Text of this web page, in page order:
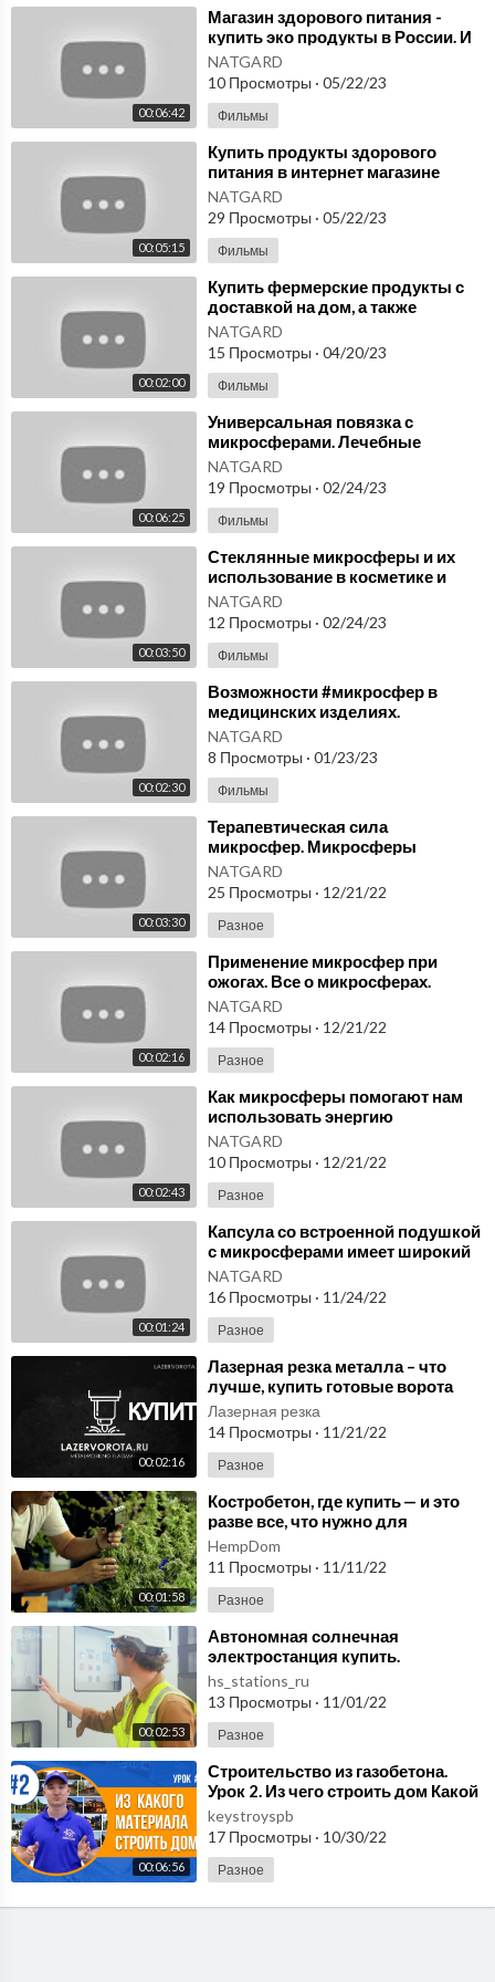
Тел.: +7 (812) 952-15-71 - обращайтесь, с радостью проконсул
E-mail: zakaz@keystroy.ru - расчет заказов
🔻 ПОДПИСЫВАЙТЕСЬ:
Вконтакте:https://bit.ly/3xVKaMf
https://bit.ly/3eloEbC
Instagram:https://bit.ly/33hs2OI
Youtube:https://bit.ly/3hfCKgX
____________________________________________________
#ДомсПлоскойКрышей #СтроительнаяКомпания #КейСтрой #
СтроимДом #ДомПодКлюч #ДомИзГазобетона #ХорошиеСтр
оители #СПб #Ольгино #ДомсПлоскойКровлей
Ссылка на видео:https://youtu.be/Lnzi-H17gXs
https://www.youtube.com/playli....st?list=P
L92K2njE1vI
00:06:42
⁣Магазин здорового питания -
купить эко продукты в России. И
бытовые изделия с
микросферами. NatGard
NATGARD
10 Просмотры · 05/22/23
Фильмы
00:05:15
⁣Купить продукты здорового
питания в интернет магазине
NatGard, а также изделия из
микросфер.
NATGARD
29 Просмотры · 05/22/23
Фильмы
00:02:00
⁣Купить фермерские продукты с
доставкой на дом, а также
бытовые изделия с
микросферами NatGard.
NATGARD
15 Просмотры · 04/20/23
Фильмы
00:06:25
⁣Универсальная повязка с
микросферами. Лечебные
микросферы купить в России.
Видео отзыв, микросферы
NATGARD
19 Просмотры · 02/24/23
Фильмы
00:03:50
⁣Стеклянные микросферы и их
использование в косметике и
уходу за кожей. Микросферы —
купить недорого
NATGARD
12 Просмотры · 02/24/23
Фильмы
00:02:30
⁣Возможности #микросфер в
медицинских изделиях.
Микросферы артрейд купить.
NATGARD
8 Просмотры · 01/23/23
Фильмы
00:03:30
⁣Терапевтическая сила
микросфер. Микросферы
артрейд купить в России.
NATGARD
25 Просмотры · 12/21/22
Разное
00:02:16
⁣Применение микросфер при
ожогах. Все о микросферах.
Фролов микросферы купить.
NATGARD
14 Просмотры · 12/21/22
Разное
00:02:43
⁣Как микросферы помогают нам
использовать энергию
человеческого тела.
Микросферы купить в Москве
NATGARD
10 Просмотры · 12/21/22
Разное
00:01:24
⁣Капсула со встроенной подушкой
с микросферами имеет широкий
спектр применения. Микросферы
купить.
NATGARD
16 Просмотры · 11/24/22
Разное
00:02:16
⁣Лазерная резка металла – что
лучше, купить готовые ворота
или заказать индивидуально
Лазерная резка
14 Просмотры · 11/21/22
Разное
00:01:58
⁣Костробетон, где купить — и это
разве все, что нужно для
строительства дома?
HempDom
11 Просмотры · 11/11/22
Разное
00:02:53
⁣Автономная солнечная
электростанция купить.
hs_stations_ru
13 Просмотры · 11/01/22
Разное
00:06:56
⁣Строительство из газобетона.
Урок 2. Из чего строить дом Какой
материал лучше газобетон,
кирпич или
keystroyspb
17 Просмотры · 10/30/22
Разное